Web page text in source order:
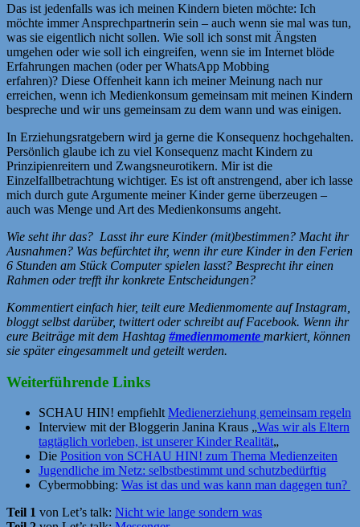
Das ist jedenfalls was ich meinen Kindern bieten möchte: Ich
möchte immer Ansprechpartnerin sein – auch wenn sie mal was tun,
was sie eigentlich nicht sollen. Wie soll ich sonst mit Ängsten
umgehen oder wie soll ich eingreifen, wenn sie im Internet blöde
Erfahrungen machen (oder per WhatsApp Mobbing
erfahren)? Diese Offenheit kann ich meiner Meinung nach nur
erreichen, wenn ich Medienkonsum gemeinsam mit meinen Kindern
bespreche und wir uns gemeinsam zu dem wann und was einigen.
In Erziehungsratgebern wird ja gerne die Konsequenz hochgehalten.
Persönlich glaube ich zu viel Konsequenz macht Kindern zu
Prinzipienreitern und Zwangsneurotikern. Mir ist die
Einzelfallbetrachtung wichtiger. Es ist oft anstrengend, aber ich lasse
mich durch gute Argumente meiner Kinder gerne überzeugen –
auch was Menge und Art des Medienkonsums angeht.
Wie seht ihr das? Lasst ihr eure Kinder (mit)bestimmen? Macht ihr
Ausnahmen? Was befürchtet ihr, wenn ihr eure Kinder in den Ferien
6 Stunden am Stück Computer spielen lasst? Besprecht ihr einen
Rahmen oder trefft ihr konkrete Entscheidungen?
Kommentiert einfach hier, teilt eure Medienmomente auf Instagram,
bloggt selbst darüber, twittert oder schreibt auf Facebook. Wenn ihr
eure Beiträge mit dem Hashtag #medienmomente markiert, können
sie später eingesammelt und geteilt werden.
Weiterführende Links
SCHAU HIN! empfiehltMedienerziehung gemeinsam regeln
Interview mit der Bloggerin Janina Kraus „Was wir als Eltern
tagtäglich vorleben, ist unserer Kinder Realität„
Die Position von SCHAU HIN! zum Thema Medienzeiten
Jugendliche im Netz: selbstbestimmt und schutzbedürftig
Cybermobbing: Was ist das und was kann man dagegen tun?
Teil 1 von Let’s talk: Nicht wie lange sondern was